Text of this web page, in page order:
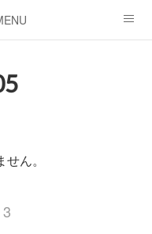
ん。
3